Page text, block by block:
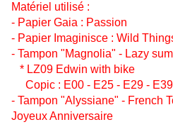
Matériel utilisé :
- Papier Gaia : Passion
- Papier Imaginisce : Wild
- Tampon "Magnolia" - Lazy
* LZ09 Edwin with bike
Copic : E00 - E25 - E29 -
- Tampon "Alyssiane" - French
Joyeux Anniversaire